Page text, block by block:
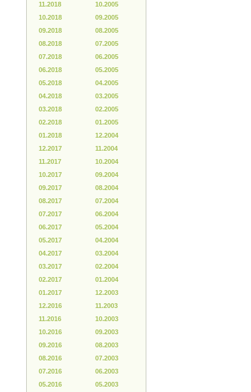
11.2018
10.2018
09.2018
08.2018
07.2018
06.2018
05.2018
04.2018
03.2018
02.2018
01.2018
12.2017
11.2017
10.2017
09.2017
08.2017
07.2017
06.2017
05.2017
04.2017
03.2017
02.2017
01.2017
12.2016
11.2016
10.2016
09.2016
08.2016
07.2016
05.2016
10.2005
09.2005
08.2005
07.2005
06.2005
05.2005
04.2005
03.2005
02.2005
01.2005
12.2004
11.2004
10.2004
09.2004
08.2004
07.2004
06.2004
05.2004
04.2004
03.2004
02.2004
01.2004
12.2003
11.2003
10.2003
09.2003
08.2003
07.2003
06.2003
05.2003